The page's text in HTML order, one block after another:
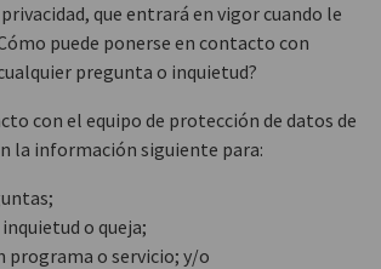
que entrará en vigor cuando le
puede ponerse en contacto con
pregunta o inquietud?
con el equipo de protección de datos de
la información siguiente para:
o queja;
programa o servicio; y/o